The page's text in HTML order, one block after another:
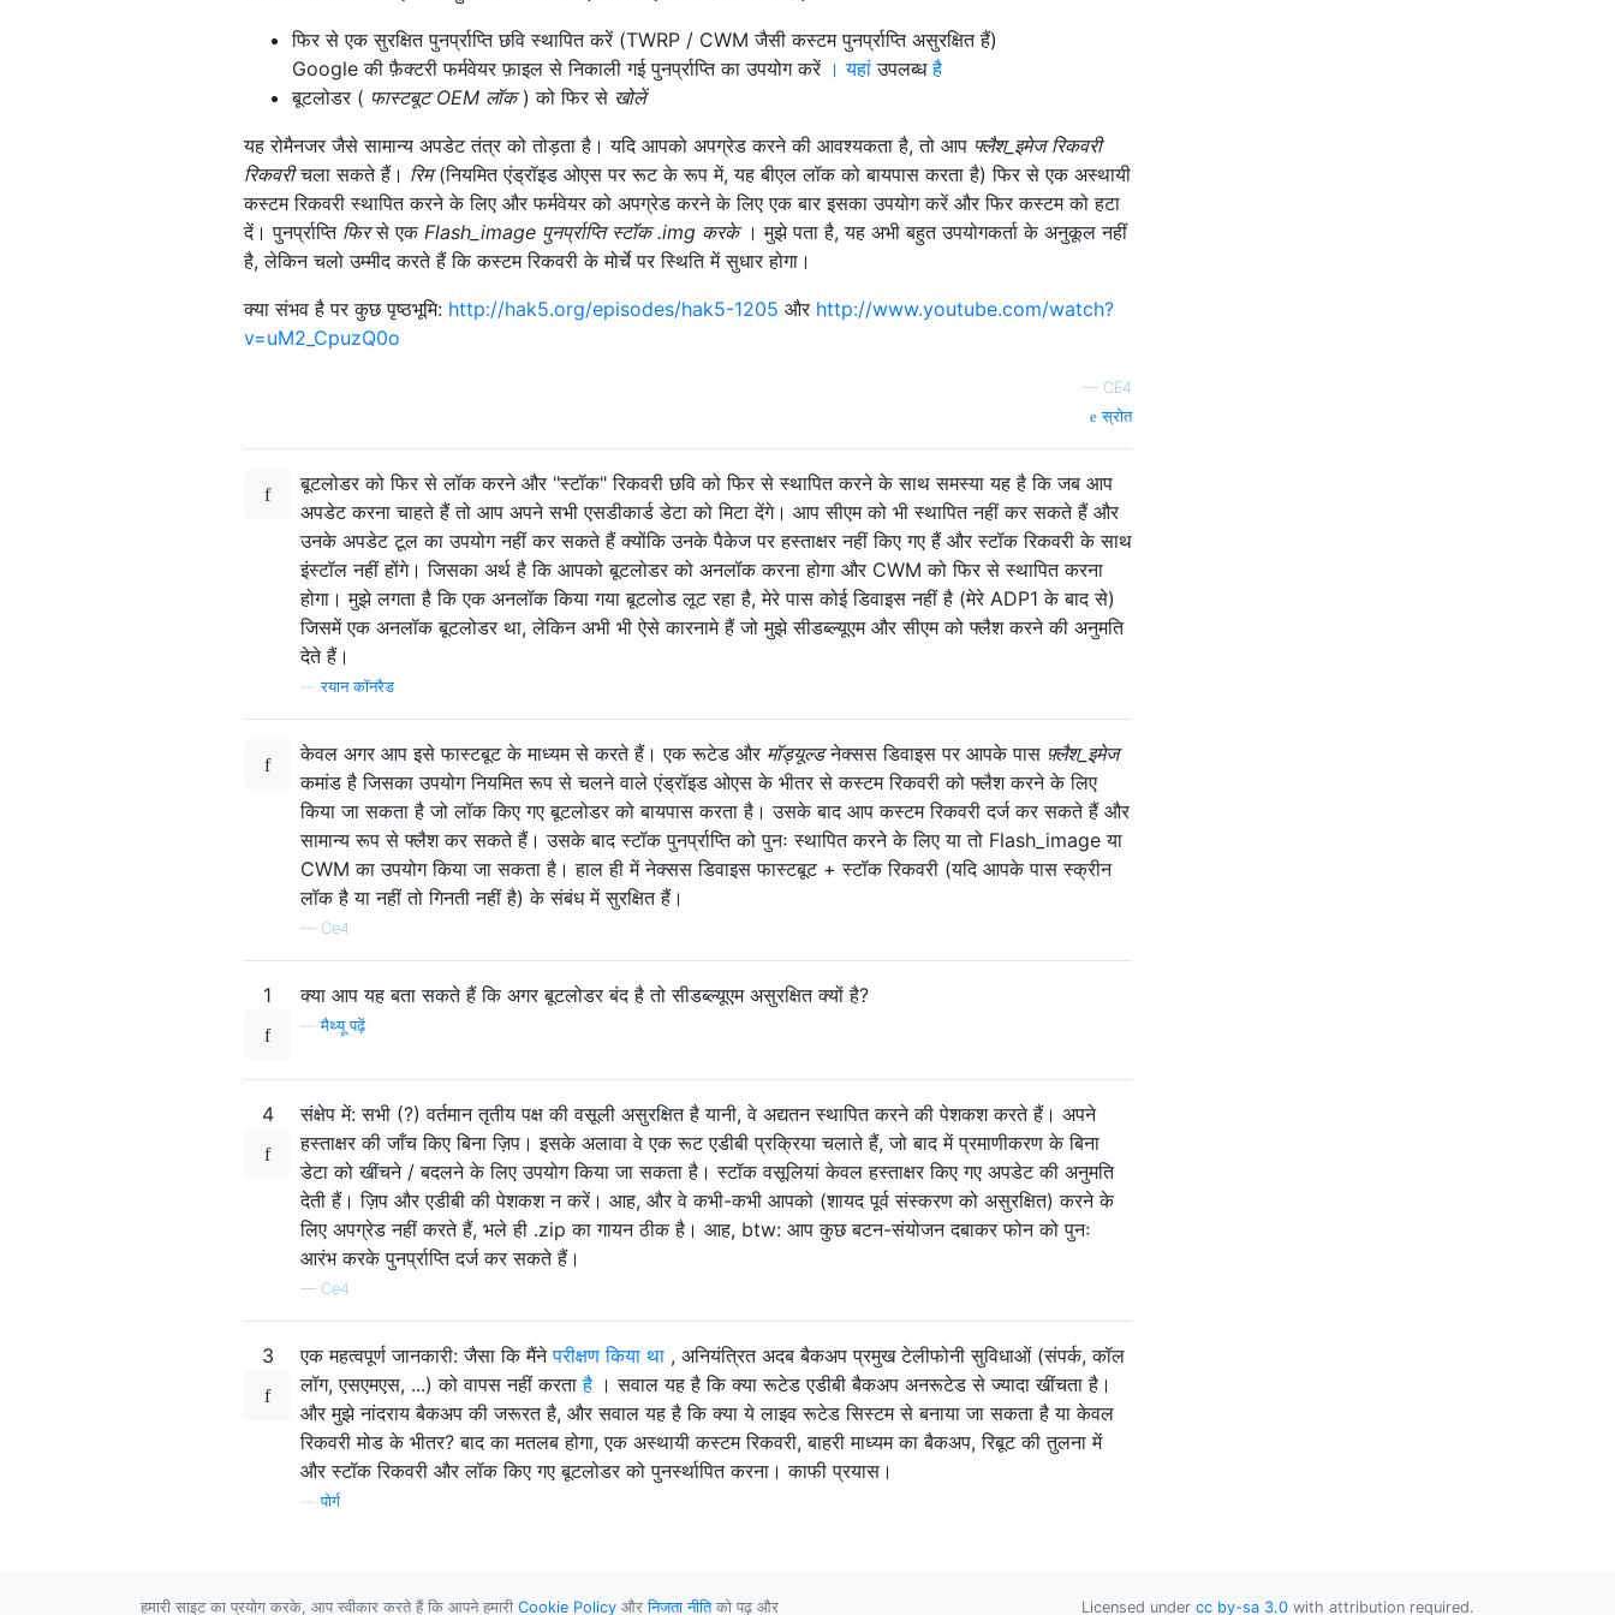
फिर से एक सुरक्षित पुनर्प्राप्ति छवि स्थापित करें (TWRP / CWM जैसी कस्टम पुनर्प्राप्ति असुरक्षित हैं)
Google की फ़ैक्टरी फर्मवेयर फ़ाइल से निकाली गई पुनर्प्राप्ति का उपयोग करें । यहां उपलब्धहै
बूटलोडर ( फास्टबूट OEM लॉक) को फिर से खोलें
यह रोमैनजर जैसे सामान्य अपडेट तंत्र को तोड़ता है। यदि आपको अपग्रेड करने की आवश्यकता है, तो आप फ्लैश_इमेज रिकवरी
रिकवरीचला सकते हैं। रिम(नियमित एंड्रॉइड ओएस पर रूट के रूप में, यह बीएल लॉक को बायपास करता है) फिर से एक अस्थायी
कस्टम रिकवरी स्थापित करने के लिए और फर्मवेयर को अपग्रेड करने के लिए एक बार इसका उपयोग करें और फिर कस्टम को हटा
दें। पुनर्प्राप्ति फिरसे एक Flash_image पुनर्प्राप्ति स्टॉक .img करके। मुझे पता है, यह अभी बहुत उपयोगकर्ता के अनुकूल नहीं
है, लेकिन चलो उम्मीद करते हैं कि कस्टम रिकवरी के मोर्चे पर स्थिति में सुधार होगा।
क्या संभव है पर कुछ पृष्ठभूमि: http://hak5.org/episodes/hak5-1205 और http://www.youtube.com/watch?
v=uM2_CpuzQ0o
— CE4
स्रोत
बूटलोडर को फिर से लॉक करने और "स्टॉक" रिकवरी छवि को फिर से स्थापित करने के साथ समस्या यह है कि जब आप
अपडेट करना चाहते हैं तो आप अपने सभी एसडीकार्ड डेटा को मिटा देंगे। आप सीएम को भी स्थापित नहीं कर सकते हैं और
उनके अपडेट टूल का उपयोग नहीं कर सकते हैं क्योंकि उनके पैकेज पर हस्ताक्षर नहीं किए गए हैं और स्टॉक रिकवरी के साथ
इंस्टॉल नहीं होंगे। जिसका अर्थ है कि आपको बूटलोडर को अनलॉक करना होगा और CWM को फिर से स्थापित करना
होगा। मुझे लगता है कि एक अनलॉक किया गया बूटलोड लूट रहा है, मेरे पास कोई डिवाइस नहीं है (मेरे ADP1 के बाद से)
जिसमें एक अनलॉक बूटलोडर था, लेकिन अभी भी ऐसे कारनामे हैं जो मुझे सीडब्ल्यूएम और सीएम को फ्लैश करने की अनुमति
देते हैं।
—रयान कॉनरैड
केवल अगर आप इसे फास्टबूट के माध्यम से करते हैं। एक रूटेड और मॉड्यूल्डनेक्सस डिवाइस पर आपके पास फ़्लैश_इमेज
कमांड है जिसका उपयोग नियमित रूप से चलने वाले एंड्रॉइड ओएस के भीतर से कस्टम रिकवरी को फ्लैश करने के लिए
किया जा सकता है जो लॉक किए गए बूटलोडर को बायपास करता है। उसके बाद आप कस्टम रिकवरी दर्ज कर सकते हैं और
सामान्य रूप से फ्लैश कर सकते हैं। उसके बाद स्टॉक पुनर्प्राप्ति को पुनः स्थापित करने के लिए या तो Flash_image या
CWM का उपयोग किया जा सकता है। हाल ही में नेक्सस डिवाइस फास्टबूट + स्टॉक रिकवरी (यदि आपके पास स्क्रीन
लॉक है या नहीं तो गिनती नहीं है) के संबंध में सुरक्षित हैं।
— Ce4
1 क्या आप यह बता सकते हैं कि अगर बूटलोडर बंद है तो सीडब्ल्यूएम असुरक्षित क्यों है?
—मैथ्यू पढ़ें
4
संक्षेप में: सभी (?) वर्तमान तृतीय पक्ष की वसूली असुरक्षित है यानी, वे अद्यतन स्थापित करने की पेशकश करते हैं। अपने
हस्ताक्षर की जाँच किए बिना ज़िप। इसके अलावा वे एक रूट एडीबी प्रक्रिया चलाते हैं, जो बाद में प्रमाणीकरण के बिना
डेटा को खींचने / बदलने के लिए उपयोग किया जा सकता है। स्टॉक वसूलियां केवल हस्ताक्षर किए गए अपडेट की अनुमति
देती हैं। ज़िप और एडीबी की पेशकश न करें। आह, और वे कभी-कभी आपको (शायद पूर्व संस्करण को असुरक्षित) करने के
लिए अपग्रेड नहीं करते हैं, भले ही .zip का गायन ठीक है। आह, btw: आप कुछ बटन-संयोजन दबाकर फोन को पुनः
आरंभ करके पुनर्प्राप्ति दर्ज कर सकते हैं।
— Ce4
3 एक महत्वपूर्ण जानकारी: जैसा कि मैंनेपरीक्षण किया था , अनियंत्रित अदब बैकअप प्रमुख टेलीफोनी सुविधाओं (संपर्क, कॉल
लॉग, एसएमएस, ...) को वापस नहीं करताहै । सवाल यह है कि क्या रूटेड एडीबी बैकअप अनरूटेड से ज्यादा खींचता है।
और मुझे नांदराय बैकअप की जरूरत है, और सवाल यह है कि क्या ये लाइव रूटेड सिस्टम से बनाया जा सकता है या केवल
रिकवरी मोड के भीतर? बाद का मतलब होगा, एक अस्थायी कस्टम रिकवरी, बाहरी माध्यम का बैकअप, रिबूट की तुलना में
और स्टॉक रिकवरी और लॉक किए गए बूटलोडर को पुनर्स्थापित करना। काफी प्रयास।
—पोर्ग
हमारी साइट का प्रयोग करके, आप स्वीकार करते हैं कि आपने हमारी Cookie Policy औरनिजता नीतिको पढ़ और Licensed under cc by-sa 3.0 with attribution required.